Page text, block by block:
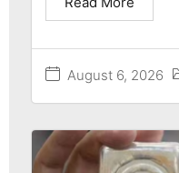
August 6, 2026